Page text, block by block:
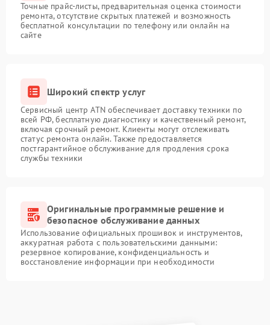
Точные прайс-листы, предварительная оценка стоимости
ремонта, отсутствие скрытых платежей и возможность
бесплатной консультации по телефону или онлайн на
сайте
Широкий спектр услуг
Сервисный центр ATN обеспечивает доставку техники по
всей РФ, бесплатную диагностику и качественный ремонт,
включая срочный ремонт. Клиенты могут отслеживать
статус ремонта онлайн. Также предоставляется
постгарантийное обслуживание для продления срока
службы техники
Оригинальные программные решение и
безопасное обслуживание данных
Использование официальных прошивок и инструментов,
аккуратная работа с пользовательскими данными:
резервное копирование, конфиденциальность и
восстановление информации при необходимости